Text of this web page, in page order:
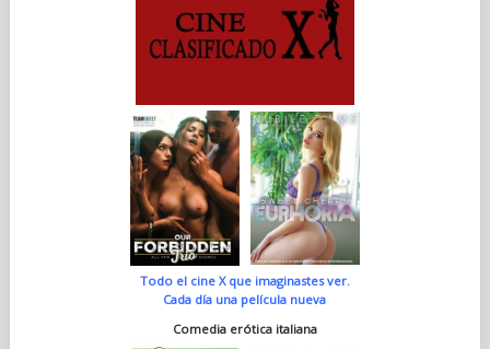
Todo el cine X que imaginastes ver.
Cada día una película nueva
Comedia erótica italiana